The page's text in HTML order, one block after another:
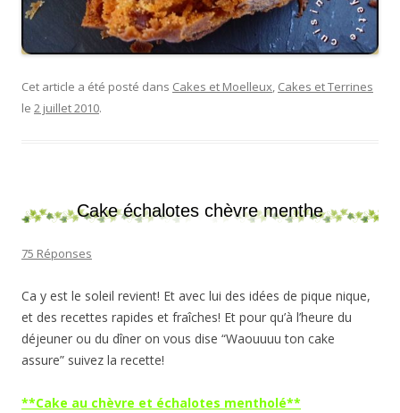
Cet article a été posté dans Cakes et Moelleux, Cakes et Terrines
le 2 juillet 2010.
Cake échalotes chèvre menthe
75 Réponses
Ca y est le soleil revient! Et avec lui des idées de pique nique,
et des recettes rapides et fraîches! Et pour qu’à l’heure du
déjeuner ou du dîner on vous dise “Waouuuu ton cake
assure” suivez la recette!
**Cake au chèvre et échalotes mentholé**